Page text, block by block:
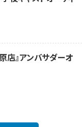
店』アンバサダーオ